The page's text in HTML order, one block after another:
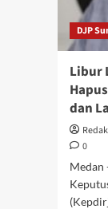
DJP
Libur
dan
0
Medan